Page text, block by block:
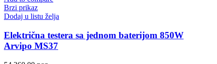
Brzi prikaz
Dodaj u listu želja
Električna testera sa jednom baterijom 850W
Arvipo MS37